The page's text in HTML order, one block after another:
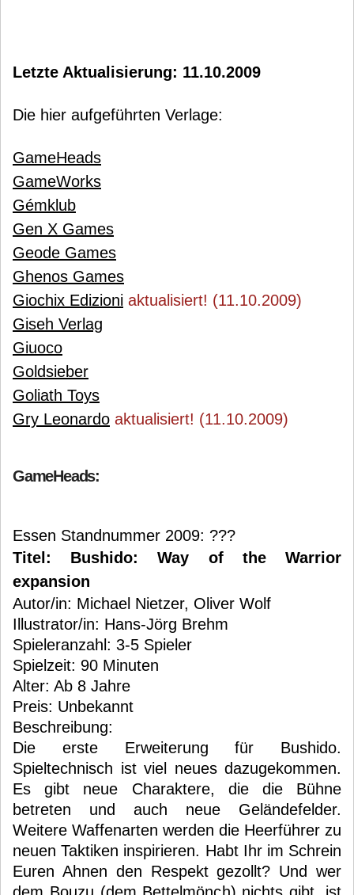
Letzte Aktualisierung: 11.10.2009
Die hier aufgeführten Verlage:
GameHeads
GameWorks
Gémklub
Gen X Games
Geode Games
Ghenos Games
Giochix Edizioni aktualisiert! (11.10.2009)
Giseh Verlag
Giuoco
Goldsieber
Goliath Toys
Gry Leonardo aktualisiert! (11.10.2009)
GameHeads:
Essen Standnummer 2009: ???
Titel: Bushido: Way of the Warrior
expansion
Autor/in: Michael Nietzer, Oliver Wolf
Illustrator/in: Hans-Jörg Brehm
Spieleranzahl: 3-5 Spieler
Spielzeit: 90 Minuten
Alter: Ab 8 Jahre
Preis: Unbekannt
Beschreibung:
Die erste Erweiterung für Bushido.
Spieltechnisch ist viel neues dazugekommen.
Es gibt neue Charaktere, die die Bühne
betreten und auch neue Geländefelder.
Weitere Waffenarten werden die Heerführer zu
neuen Taktiken inspirieren. Habt Ihr im Schrein
Euren Ahnen den Respekt gezollt? Und wer